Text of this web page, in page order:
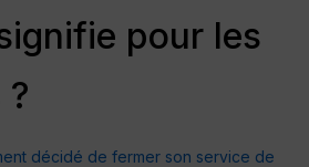
pour les
décidé de fermer son service de